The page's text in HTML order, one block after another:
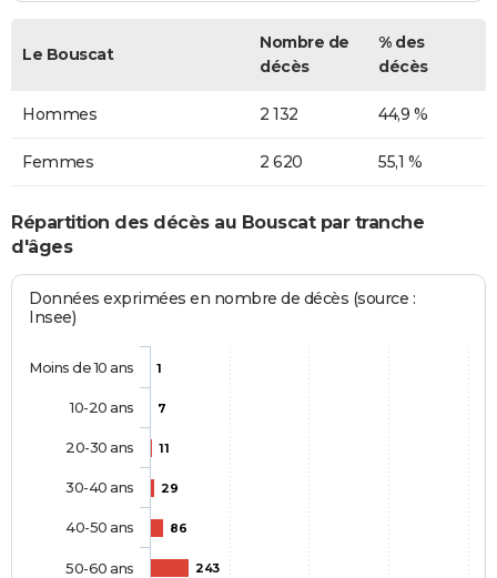
Le Bouscat
Nombre de
décès
% des
décès
Hommes 2 132 44,9 %
Femmes 2 620 55,1 %
Répartition des décès au Bouscat par tranche
d'âges
Données exprimées en nombre de décès (source :
Insee)
1
7
11
29
86
243
Moins de 10 ans
10-20 ans
20-30 ans
30-40 ans
40-50 ans
50-60 ans